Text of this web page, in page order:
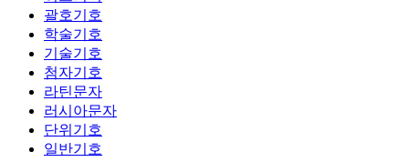
괄호기호
학술기호
기술기호
첨자기호
라틴문자
러시아문자
단위기호
일반기호